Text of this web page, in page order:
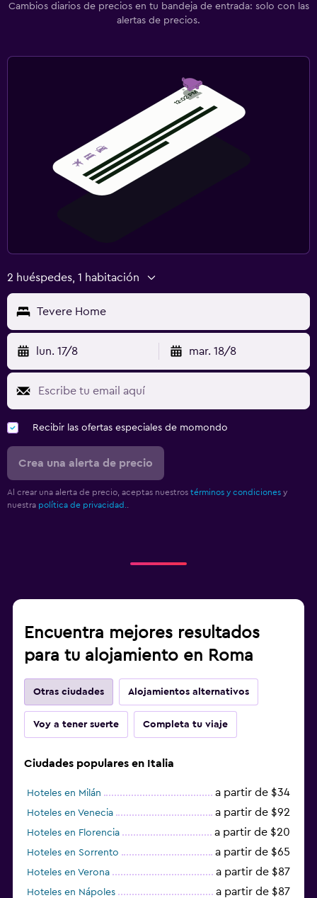
Cambios diarios de precios en tu bandeja de entrada: solo con las
alertas de precios.
2 huéspedes, 1 habitación
Tevere Home
lun. 17/8 mar. 18/8
Recibir las ofertas especiales de momondo
Crea una alerta de precio
Al crear una alerta de precio, aceptas nuestros términos y condiciones y
nuestra política de privacidad.
Encuentra mejores resultados
para tu alojamiento en Roma
Otras ciudades Alojamientos alternativos
Voy a tener suerte Completa tu viaje
Ciudades populares en Italia
Hoteles en Milán a partir de $34
Hoteles en Venecia a partir de $92
Hoteles en Florencia a partir de $20
Hoteles en Sorrento a partir de $65
Hoteles en Verona a partir de $87
Hoteles en Nápoles a partir de $87